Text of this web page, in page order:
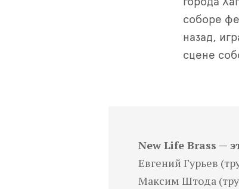
города
соборе
назад,
сцене
New Life Brass —
Евгений Гурьев
Максим Штода